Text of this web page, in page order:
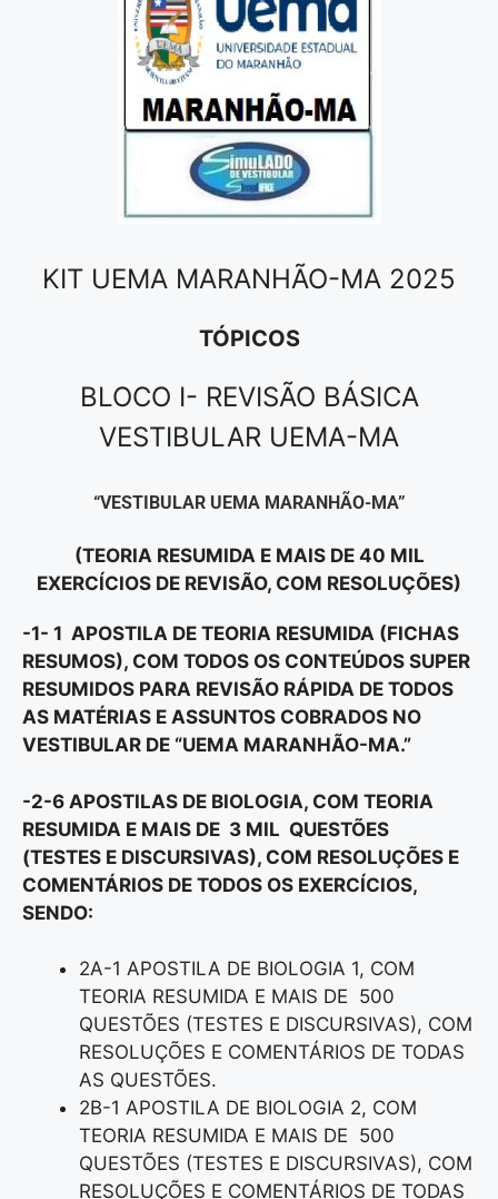
KIT UEMA MARANHÃO-MA 2025
TÓPICOS
BLOCO I- REVISÃO BÁSICA
VESTIBULAR UEMA-MA
“VESTIBULAR UEMA MARANHÃO-MA”
(TEORIA RESUMIDA E MAIS DE 40 MIL
EXERCÍCIOS DE REVISÃO, COM RESOLUÇÕES)
-1- 1 APOSTILA DE TEORIA RESUMIDA (FICHAS
RESUMOS), COM TODOS OS CONTEÚDOS SUPER
RESUMIDOS PARA REVISÃO RÁPIDA DE TODOS
AS MATÉRIAS E ASSUNTOS COBRADOS NO
VESTIBULAR DE “UEMA MARANHÃO-MA.”
-2-6 APOSTILAS DE BIOLOGIA, COM TEORIA
RESUMIDA E MAIS DE 3 MIL QUESTÕES
(TESTES E DISCURSIVAS), COM RESOLUÇÕES E
COMENTÁRIOS DE TODOS OS EXERCÍCIOS,
SENDO:
2A-1 APOSTILA DE BIOLOGIA 1, COM
TEORIA RESUMIDA E MAIS DE 500
QUESTÕES (TESTES E DISCURSIVAS), COM
RESOLUÇÕES E COMENTÁRIOS DE TODAS
AS QUESTÕES.
2B-1 APOSTILA DE BIOLOGIA 2, COM
TEORIA RESUMIDA E MAIS DE 500
QUESTÕES (TESTES E DISCURSIVAS), COM
RESOLUÇÕES E COMENTÁRIOS DE TODAS